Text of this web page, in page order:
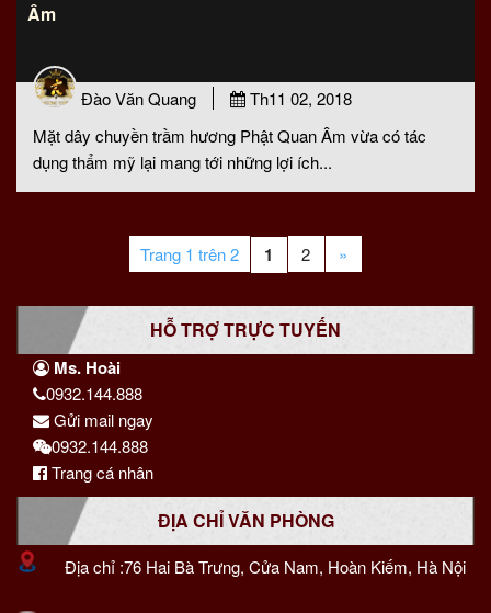
Âm
Đào Văn Quang
Th11 02, 2018
Mặt dây chuyền trầm hương Phật Quan Âm vừa có tác
dụng thẩm mỹ lại mang tới những lợi ích...
Trang 1 trên 2 1 2 »
HỖ TRỢ TRỰC TUYẾN
Ms. Hoài
0932.144.888
Gửi mail ngay
0932.144.888
Trang cá nhân
ĐỊA CHỈ VĂN PHÒNG
Địa chỉ :76 Hai Bà Trưng, Cửa Nam, Hoàn Kiếm, Hà Nội